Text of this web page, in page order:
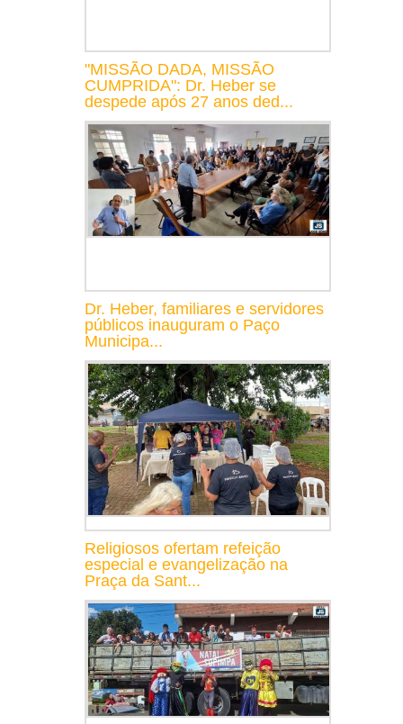
"MISSÃO DADA, MISSÃO
CUMPRIDA": Dr. Heber se
despede após 27 anos ded...
Dr. Heber, familiares e servidores
públicos inauguram o Paço
Municipa...
Religiosos ofertam refeição
especial e evangelização na
Praça da Sant...